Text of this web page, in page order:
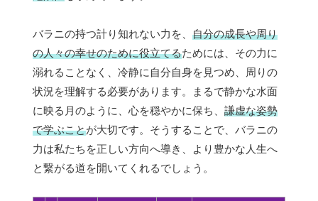
バラニの持つ計り知れない力を、 自分の成長や周り
の人々の幸せのために役立てるためには、その力に
溺れることなく、冷静に自分自身を見つめ、周りの
状況を理解する必要があります。まるで静かな水面
に映る月のように、心を穏やかに保ち、 謙虚な姿勢
で学ぶことが大切です。そうすることで、バラニの
力は私たちを正しい方向へ導き、より豊かな人生へ
と繋がる道を開いてくれるでしょう。